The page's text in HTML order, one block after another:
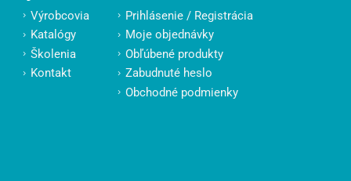
Výrobcovia
Katalógy
Školenia
Kontakt
Prihlásenie / Registrácia
Moje objednávky
Obľúbené produkty
Zabudnuté heslo
Obchodné podmienky